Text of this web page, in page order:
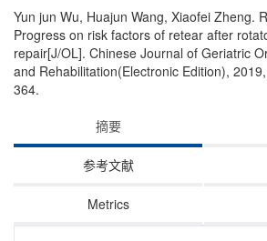
Yun jun Wu, Huajun Wang, Xiaofei Zheng.
Progress on risk factors of retear after
repair[J/OL]. Chinese Journal of Geriatric
and Rehabilitation(Electronic Edition),
364.
摘要
参考文献
Metrics